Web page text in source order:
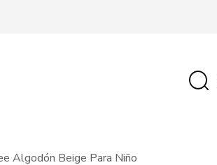
Algodón Beige Para Niño